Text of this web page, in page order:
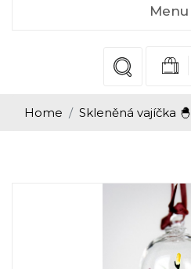
Menu
Home Skleněná vajíčka 🐣